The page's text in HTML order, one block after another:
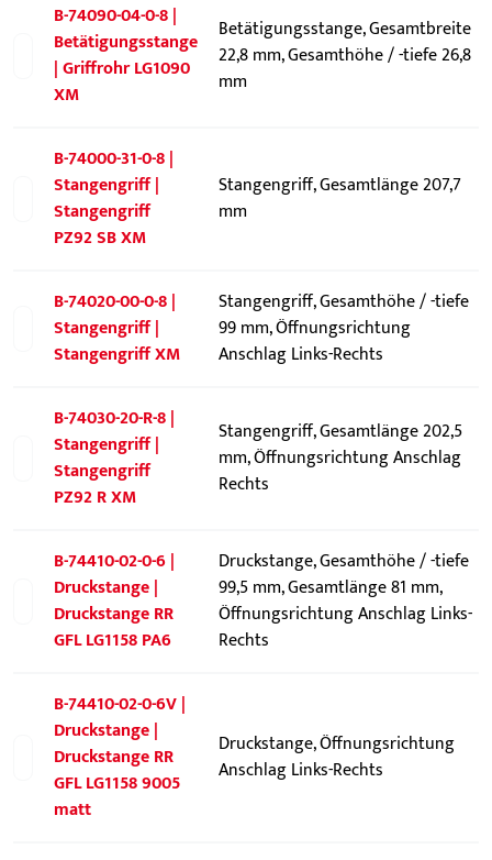
B-74090-04-0-8 |
Betätigungsstange
| Griffrohr LG1090
XM
Betätigungsstange, Gesamtbreite
22,8 mm, Gesamthöhe / -tiefe 26,8
mm
B-74000-31-0-8 |
Stangengriff |
Stangengriff
PZ92 SB XM
Stangengriff, Gesamtlänge 207,7
mm
B-74020-00-0-8 |
Stangengriff |
Stangengriff XM
Stangengriff, Gesamthöhe / -tiefe
99 mm, Öffnungsrichtung
Anschlag Links-Rechts
B-74030-20-R-8 |
Stangengriff |
Stangengriff
PZ92 R XM
Stangengriff, Gesamtlänge 202,5
mm, Öffnungsrichtung Anschlag
Rechts
B-74410-02-0-6 |
Druckstange |
Druckstange RR
GFL LG1158 PA6
Druckstange, Gesamthöhe / -tiefe
99,5 mm, Gesamtlänge 81 mm,
Öffnungsrichtung Anschlag Links-
Rechts
B-74410-02-0-6V |
Druckstange |
Druckstange RR
GFL LG1158 9005
matt
Druckstange, Öffnungsrichtung
Anschlag Links-Rechts